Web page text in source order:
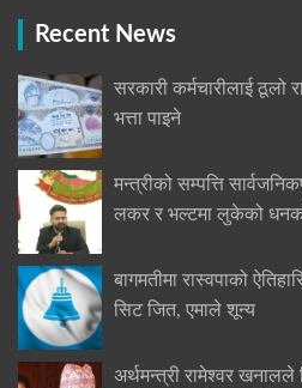
Recent News
सरकारी कर्मचारीलाई
भत्ता पाइने
मन्त्रीको सम्पत्ति
लकर र भल्टमा लुकेको
बागमतीमा रास्वपाको
सिट जित, एमाले शून्य
अर्थमन्त्री रामेश्वर खनालले